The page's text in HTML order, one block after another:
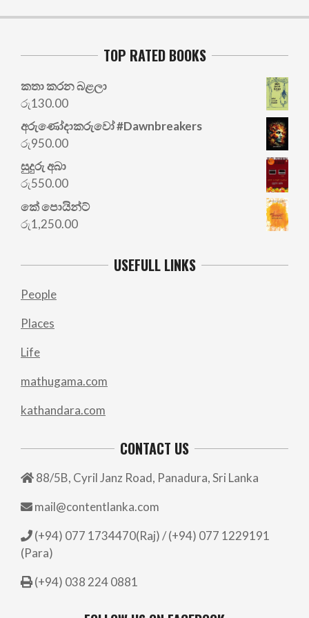
TOP RATED BOOKS
කතා කරන බළලා
රු130.00
අරු‍ණෝදාකරුවෝ #Dawnbreakers
රු950.00
සුදුරු අබා
රු550.00
කේ පොයින්ට්
රු1,250.00
USEFULL LINKS
People
Places
Life
mathugama.com
kathandara.com
CONTACT US
88/5B, Cyril Janz Road, Panadura, Sri Lanka
mail@contentlanka.com
(+94) 077 1734470(Raj) / (+94) 077 1229191
(Para)
(+94) 038 224 0881